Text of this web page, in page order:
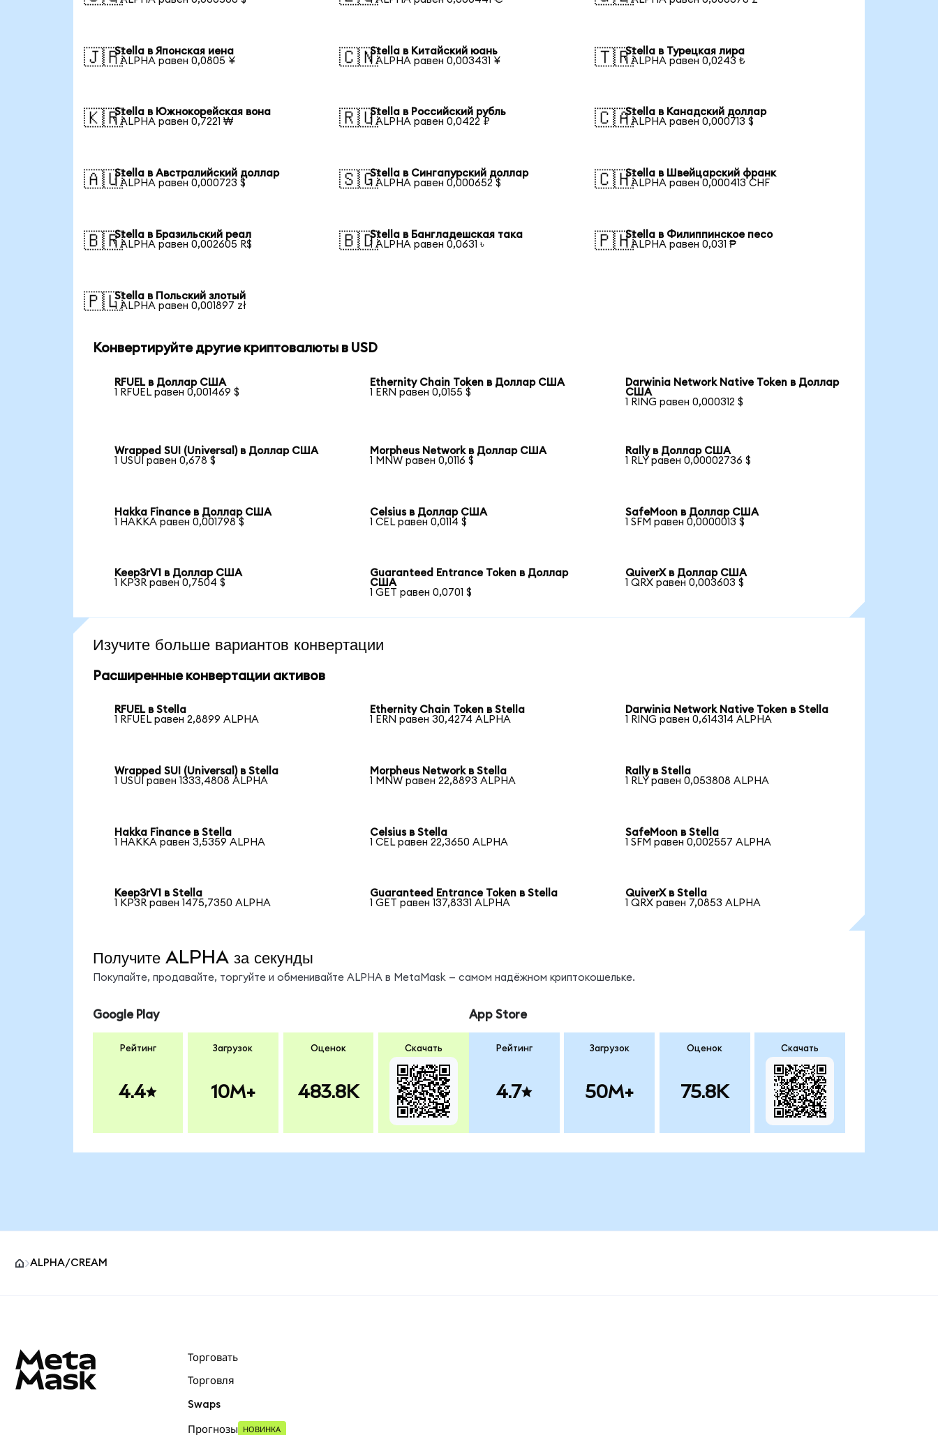
🇯🇵Stella в Японская иена
1 ALPHA равен 0,0805 ¥
🇨🇳Stella в Китайский юань
1 ALPHA равен 0,003431 ¥
🇹🇷Stella в Турецкая лира
1 ALPHA равен 0,0243 ₺
🇰🇷Stella в Южнокорейская вона
1 ALPHA равен 0,7221 ₩
🇷🇺Stella в Российский рубль
1 ALPHA равен 0,0422 ₽
🇨🇦Stella в Канадский доллар
1 ALPHA равен 0,000713 $
🇦🇺Stella в Австралийский доллар
1 ALPHA равен 0,000723 $
🇸🇬Stella в Сингапурский доллар
1 ALPHA равен 0,000652 $
🇨🇭Stella в Швейцарский франк
1 ALPHA равен 0,000413 CHF
🇧🇷Stella в Бразильский реал
1 ALPHA равен 0,002605 R$
🇧🇩Stella в Бангладешская така
1 ALPHA равен 0,0631 ৳
🇵🇭Stella в Филиппинское песо
1 ALPHA равен 0,031 ₱
🇵🇱Stella в Польский злотый
1 ALPHA равен 0,001897 zł
Конвертируйте другие криптовалюты в USD
RFUEL в Доллар США
1 RFUEL равен 0,001469 $
Ethernity Chain Token в Доллар США
1 ERN равен 0,0155 $
Darwinia Network Native Token в Доллар
США
1 RING равен 0,000312 $
Wrapped SUI (Universal) в Доллар США
1 USUI равен 0,678 $
Morpheus Network в Доллар США
1 MNW равен 0,0116 $
Rally в Доллар США
1 RLY равен 0,00002736 $
Hakka Finance в Доллар США
1 HAKKA равен 0,001798 $
Celsius в Доллар США
1 CEL равен 0,0114 $
SafeMoon в Доллар США
1 SFM равен 0,0000013 $
Keep3rV1 в Доллар США
1 KP3R равен 0,7504 $
Guaranteed Entrance Token в Доллар
США
1 GET равен 0,0701 $
QuiverX в Доллар США
1 QRX равен 0,003603 $
Изучите больше вариантов конвертации
Расширенные конвертации активов
RFUEL в Stella
1 RFUEL равен 2,8899 ALPHA
Ethernity Chain Token в Stella
1 ERN равен 30,4274 ALPHA
Darwinia Network Native Token в Stella
1 RING равен 0,614314 ALPHA
Wrapped SUI (Universal) в Stella
1 USUI равен 1333,4808 ALPHA
Morpheus Network в Stella
1 MNW равен 22,8893 ALPHA
Rally в Stella
1 RLY равен 0,053808 ALPHA
Hakka Finance в Stella
1 HAKKA равен 3,5359 ALPHA
Celsius в Stella
1 CEL равен 22,3650 ALPHA
SafeMoon в Stella
1 SFM равен 0,002557 ALPHA
Keep3rV1 в Stella
1 KP3R равен 1475,7350 ALPHA
Guaranteed Entrance Token в Stella
1 GET равен 137,8331 ALPHA
QuiverX в Stella
1 QRX равен 7,0853 ALPHA
Получите ALPHA за секунды
Покупайте, продавайте, торгуйте и обменивайте ALPHA в MetaMask — самом надёжном криптокошельке.
Google Play
Рейтинг
4.4
Загрузок
10M+
Оценок
483.8K
Скачать
App Store
Рейтинг
4.7
Загрузок
50M+
Оценок
75.8K
Скачать
ALPHA/CREAM
Торговать
Торговля
Swaps
Прогнозы НОВИНКА